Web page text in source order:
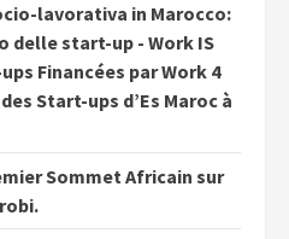
lavorativa in Marocco:
delle start-up - Work IS
Financées par Work 4
Start-ups d’Es Maroc à
Sommet Africain sur